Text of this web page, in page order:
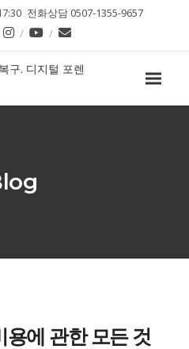
전화상담 0507-1355-9657
에 관한 모든 것